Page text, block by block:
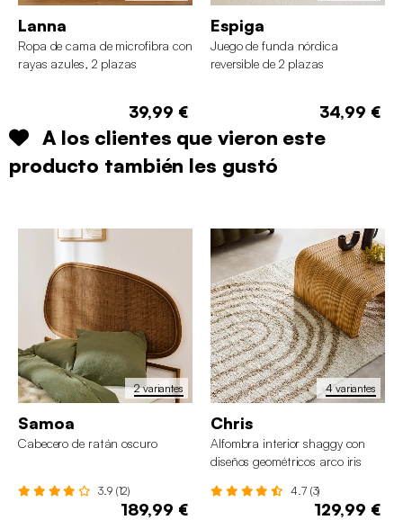
Lanna
Ropa de cama de microfibra con
rayas azules, 2 plazas
39,99 €
Espiga
Juego de funda nórdica
reversible de 2 plazas
34,99 €
A los clientes que vieron este
producto también les gustó
2 variantes
Samoa
Cabecero de ratán oscuro
3.9 (12)
189,99 €
4 variantes
Chris
Alfombra interior shaggy con
diseños geométricos arco iris
4.7 (3)
129,99 €